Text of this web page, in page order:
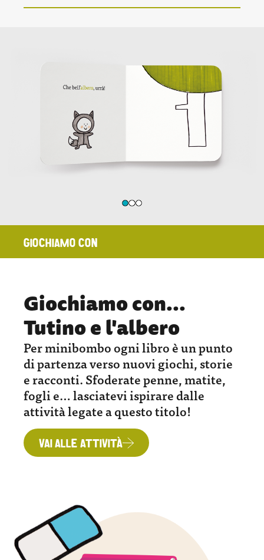
Giochiamo con...
Tutino e l'albero
Per minibombo ogni libro è un punto
di partenza verso nuovi giochi, storie
e racconti. Sfoderate penne, matite,
fogli e… lasciatevi ispirare dalle
attività legate a questo titolo!
VAI ALLE ATTIVITÀ
GIOCHIAMO CON